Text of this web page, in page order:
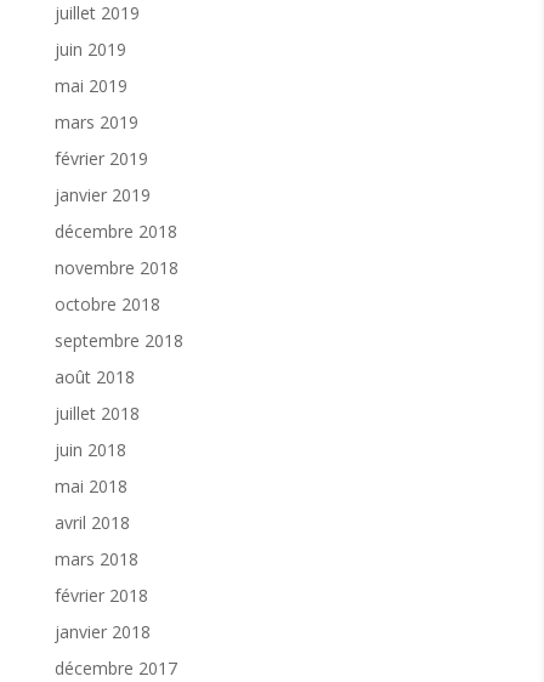
juillet 2019
juin 2019
mai 2019
mars 2019
février 2019
janvier 2019
décembre 2018
novembre 2018
octobre 2018
septembre 2018
août 2018
juillet 2018
juin 2018
mai 2018
avril 2018
mars 2018
février 2018
janvier 2018
décembre 2017